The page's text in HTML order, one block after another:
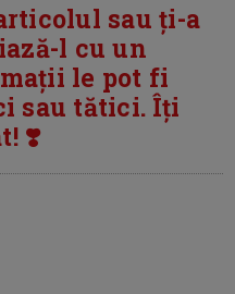
sau ți-a
l cu un
le pot fi
sau tătici. Îți
❣️